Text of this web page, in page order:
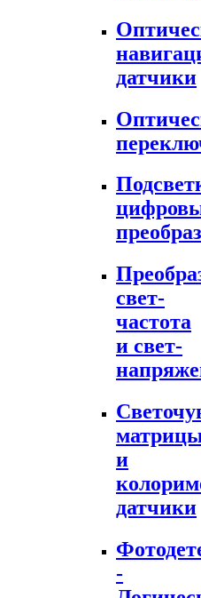
датчики
свет-
частота
и свет-
и
датчики
-